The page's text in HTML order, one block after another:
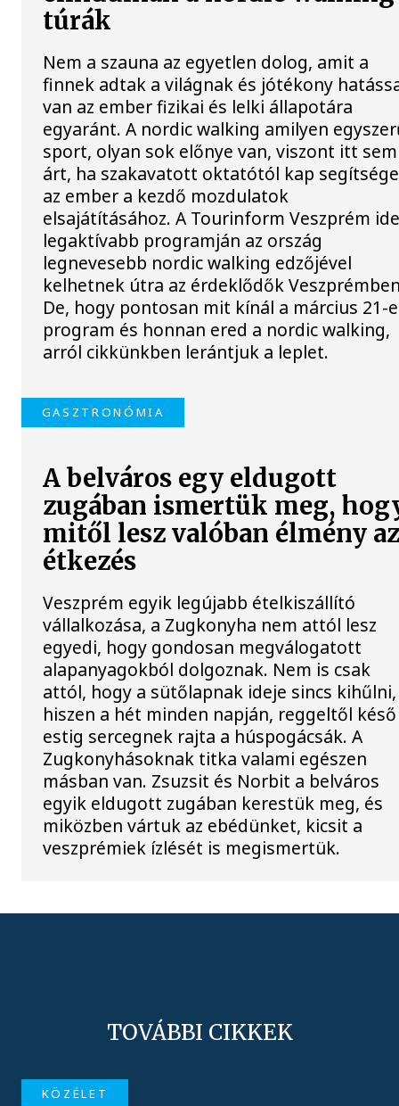
túrák
Nem a szauna az egyetlen dolog, amit a
finnek adtak a világnak és jótékony
van az ember fizikai és lelki állapotára
egyaránt. A nordic walking amilyen
sport, olyan sok előnye van, viszont itt sem
árt, ha szakavatott oktatótól kap
az ember a kezdő mozdulatok
elsajátításához. A Tourinform Veszprém
legaktívabb programján az ország
legnevesebb nordic walking edzőjével
kelhetnek útra az érdeklődők
De, hogy pontosan mit kínál a március 21-
program és honnan ered a nordic walking,
arról cikkünkben lerántjuk a leplet.
GASZTRONÓMIA
A belváros egy eldugott
zugában ismertük meg,
mitől lesz valóban élmény
étkezés
Veszprém egyik legújabb ételkiszállító
vállalkozása, a Zugkonyha nem attól lesz
egyedi, hogy gondosan megválogatott
alapanyagokból dolgoznak. Nem is csak
attól, hogy a sütőlapnak ideje sincs kihűlni,
hiszen a hét minden napján, reggeltől késő
estig sercegnek rajta a húspogácsák. A
Zugkonyhásoknak titka valami egészen
másban van. Zsuzsit és Norbit a belváros
egyik eldugott zugában kerestük meg, és
miközben vártuk az ebédünket, kicsit a
veszprémiek ízlését is megismertük.
TOVÁBBI CIKKEK
KÖZÉLET